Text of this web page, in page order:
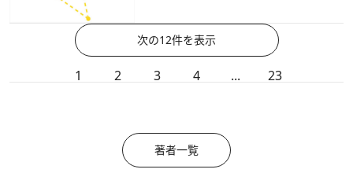
次の12件を表示
1 2 3 4 ... 23
著者一覧